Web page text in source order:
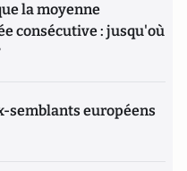
la moyenne
consécutive : jusqu'où
semblants européens